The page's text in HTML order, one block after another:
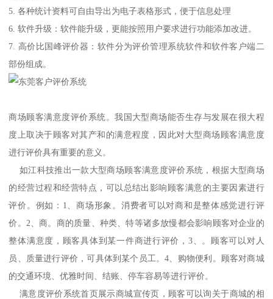
5. 各种统计资料可自由导出为电子表格形式，便于信息处理
6. 软件升级：软件能升级，更能按照用户要求进行功能添加改进。
7. 高价比国峰评价器：软件分为评价管理系统软件和软件客户端二
部份组成。
商场顾客满意度评价系统。我国大型商场能否生存与发展在很大程
度上取决于顾客对其产和的满意程度，因此对大型商场顾客满意度
进行评价具有重要的意义。
如江科技推出一款大型商场顾客满意度评价系统，根据大型商场
的经营过程和经营特点，可以总结出影响顾客满意的主要因素进行
评价。例如：1、商场形象。消费者可以对商和是整体感觉进行评
价。2、商。商的质量、种类、特等诸多放慢都会影响顾客对企业的
整体满意度，顾客具体到某一件商进行评价，3、。顾客可以对人
员、质量进行评价，可具体到某个员工。4、购物便利。顾客对商城
的交通环境、优雅时间、结账、停车容易等进行评价。
满意度评价系统首页展示商城宣传页，顾客可以询关于商城的相